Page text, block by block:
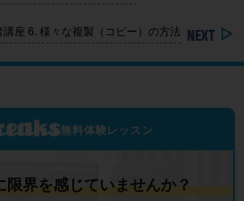
座 6. 様々な複製（コピー）の方法
無料体験レッスン
界を感じていませんか？